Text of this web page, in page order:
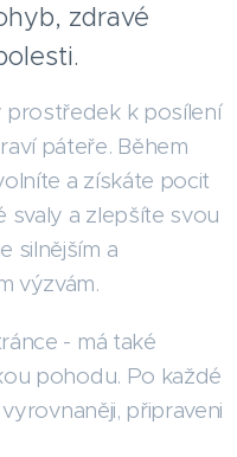
zdravé
prostředek k posílení
páteře. Během
a získáte pocit
svaly a zlepšíte svou
silnějším a
výzvám.
- má také
pohodu. Po každé
připraveni